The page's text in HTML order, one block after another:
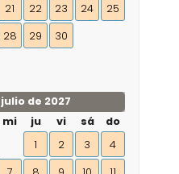
21 22 23 24
25
28 29 30
julio de 2027
mi ju vi sá
do
1
2 3
4